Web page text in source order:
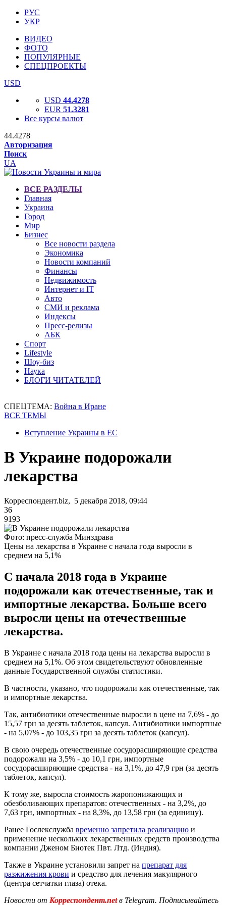
РУС
УКР
ВИДЕО
ФОТО
ПОПУЛЯРНЫЕ
СПЕЦПРОЕКТЫ
USD
USD 44.4278
EUR 51.3281
Все курсы валют
44.4278
Авторизация
Поиск
UA
ВСЕ РАЗДЕЛЫ
Главная
Украина
Город
Мир
Бизнес
Все новости раздела
Экономика
Новости компаний
Финансы
Недвижимость
Интернет и IT
Авто
СМИ и реклама
Индексы
Пресс-релизы
АБК
Спорт
Lifestyle
Шоу-биз
Наука
БЛОГИ ЧИТАТЕЛЕЙ
СПЕЦТЕМА: Война в Иране
ВСЕ ТЕМЫ
Вступление Украины в ЕС
В Украине подорожали
лекарства
Корреспондент.biz, 5 декабря 2018, 09:44
36
9193
Фото: пресс-служба Минздрава
Цены на лекарства в Украине с начала года выросли в
среднем на 5,1%
С начала 2018 года в Украине
подорожали как отечественные, так и
импортные лекарства. Больше всего
выросли цены на отечественные
лекарства.
В Украине с начала 2018 года цены на лекарства выросли в
среднем на 5,1%. Об этом свидетельствуют обновленные
данные Государственной службы статистики.
В частности, указано, что подорожали как отечественные, так
и импортные лекарства.
Так, антибиотики отечественные выросли в цене на 7,6% - до
15,57 грн за десять таблеток, капсул. Антибиотики импортные
- на 5,07% - до 103,35 грн за десять таблеток (капсул).
В свою очередь отечественные сосудорасширяющие средства
подорожали на 3,5% - до 10,1 грн, импортные
сосудорасширяющие средства - на 3,1%, до 47,9 грн (за десять
таблеток, капсул).
К тому же, выросла стоимость жаропонижающих и
обезболивающих препаратов: отечественных - на 3,2%, до
7,63 грн, импортных - на 8,3%, до 13,58 грн (за единицу).
Ранее Гослекслужба временно запретила реализацию и
применение нескольких лекарственных средств производства
компании Дженом Биотек Пвт. Лтд. (Индия).
Также в Украине установили запрет на препарат для
разжижения крови и средство для лечения макулярного
(центра сетчатки глаза) отека.
Новости от Корреспондент.netв Telegram. Подписывайтесь